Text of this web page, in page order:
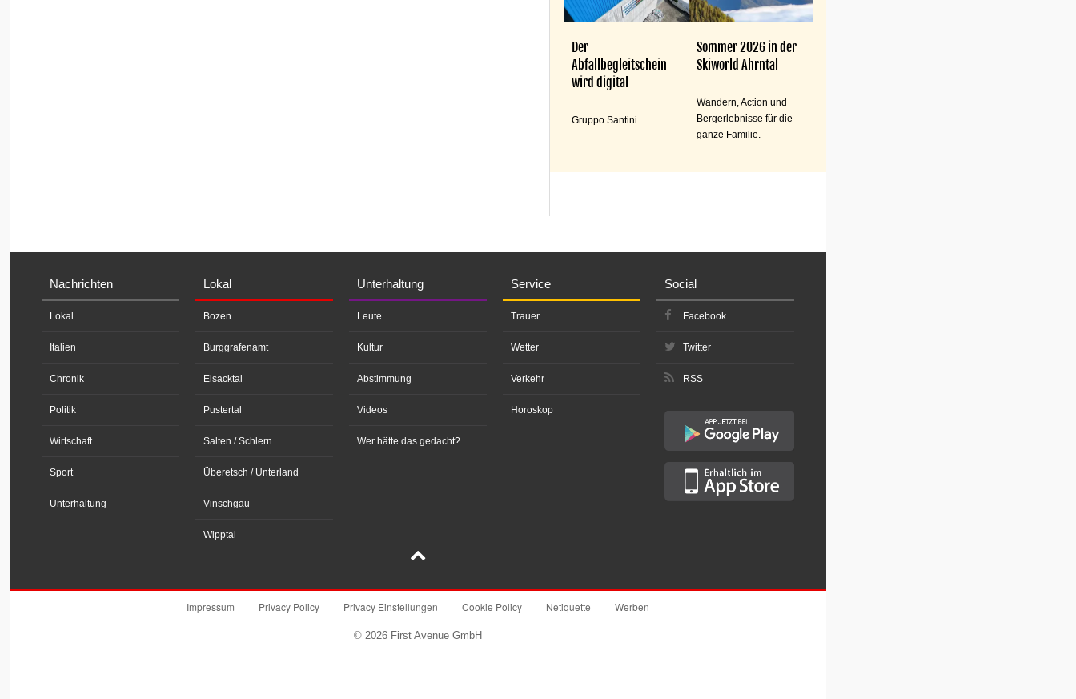
Der
Abfallbegleitschein
wird digital
Gruppo Santini
Sommer 2026 in der
Skiworld Ahrntal
Wandern, Action und
Bergerlebnisse für die
ganze Familie.
Nachrichten
Lokal
Italien
Chronik
Politik
Wirtschaft
Sport
Unterhaltung
Lokal
Bozen
Burggrafenamt
Eisacktal
Pustertal
Salten / Schlern
Überetsch / Unterland
Vinschgau
Wipptal
Unterhaltung
Leute
Kultur
Abstimmung
Videos
Wer hätte das gedacht?
Service
Trauer
Wetter
Verkehr
Horoskop
Social
Facebook
Twitter
RSS
Impressum Privacy Policy Privacy Einstellungen Cookie Policy Netiquette Werben
© 2026 First Avenue GmbH